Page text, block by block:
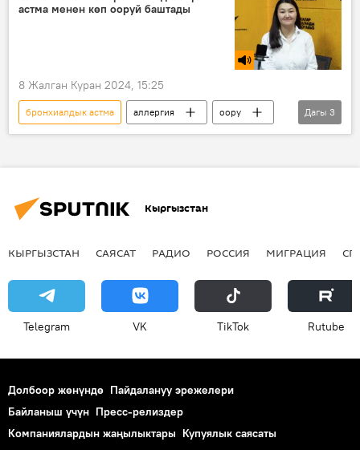
астма менен көп ооруй баштады
8 Жалган Куран 2024, 15:25
бронхиалдык астма аллергия
оору
тукум
Арууке Мавланбекова
Дагы 3
Кыргызстан
КЫРГЫЗСТАН САЯСАТ РАДИО РОССИЯ МИГРАЦИЯ
Telegram VK ТikТоk Rutube
Долбоор жөнүндө Пайдалануу эрежелери
Байланыш үчүн Пресс-релиздер
Компаниялардын жаңылыктары Купуялык саясаты